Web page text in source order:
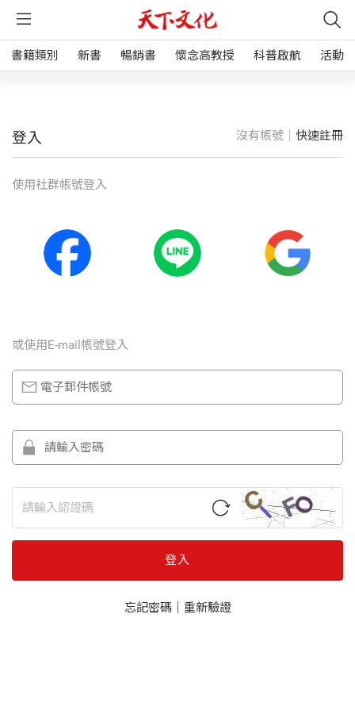
書籍類別 新書 暢銷書 懷念高教授 科普啟航 活動
登入 沒有帳號｜ 快速註冊
使⽤社群帳號登入
或使⽤E-mail帳號登入
登入
忘記密碼｜ 重新驗證